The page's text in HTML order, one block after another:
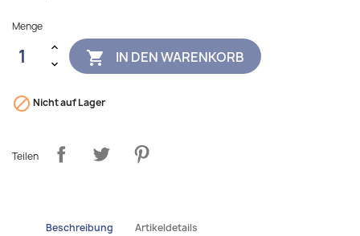
Menge
 IN DEN WARENKORB
 Nicht auf Lager
Teilen
Beschreibung Artikeldetails